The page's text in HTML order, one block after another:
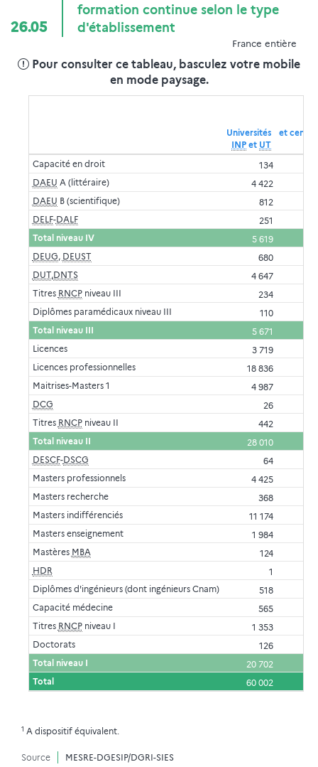
26.05
formation continue selon le type
d'établissement
France entière
Pour consulter ce tableau, basculez votre mobile
en mode paysage.
Universités
INP et UT
et
Capacité en droit
134
DAEU A (littéraire)
4 422
DAEU B (scientifique)
812
DELF-DALF
251
Total niveau IV
5 619
DEUG, DEUST
680
DUT,DNTS
4 647
Titres RNCPniveau III
234
Diplômes paramédicaux niveau III
110
Total niveau III
5 671
Licences
3 719
Licences professionnelles
18 836
Maitrises-Masters 1
4 987
DCG
26
Titres RNCPniveau II
442
Total niveau II
28 010
DESCF-DSCG
64
Masters professionnels
4 425
Masters recherche
368
Masters indifférenciés
11 174
Masters enseignement
1 984
Mastères MBA
124
HDR
1
Diplômes d'ingénieurs (dont ingénieurs Cnam)
518
Capacité médecine
565
Titres RNCPniveau I
1 353
Doctorats
126
Total niveau I
20 702
Total
60 002
1 A dispositif équivalent.
Source MESRE-DGESIP/DGRI-SIES